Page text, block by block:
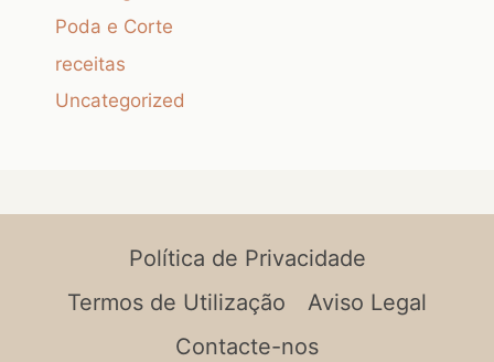
Poda e Corte
receitas
Uncategorized
Política de Privacidade
Termos de Utilização
Aviso Legal
Contacte-nos